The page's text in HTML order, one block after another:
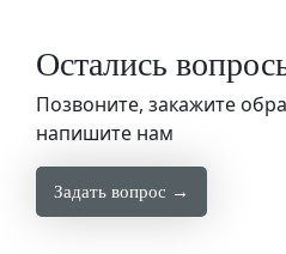
Остались
Позвоните, закажите
напишите нам
Задать вопрос →